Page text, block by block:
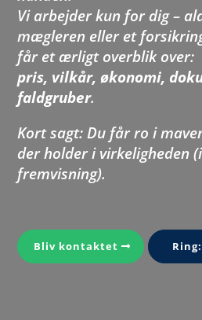
Vi arbejder kun fordig–
mægleren eller et
får et ærligt overblik over:
pris, vilkår, økonomi,
faldgruber.
Kort sagt: Du får ro i
der holder i virkeligheden
fremvisning).
Bliv kontaktet